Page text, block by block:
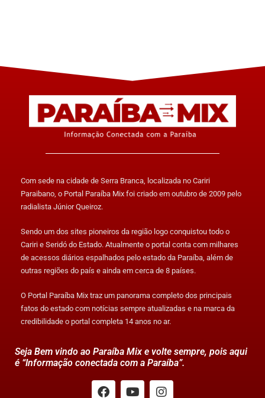
Com sede na cidade de Serra Branca, localizada no Cariri
Paraibano, o Portal Paraíba Mix foi criado em outubro de 2009 pelo
radialista Júnior Queiroz.
Sendo um dos sites pioneiros da região logo conquistou todo o
Cariri e Seridó do Estado. Atualmente o portal conta com milhares
de acessos diários espalhados pelo estado da Paraíba, além de
outras regiões do país e ainda em cerca de 8 países.
O Portal Paraíba Mix traz um panorama completo dos principais
fatos do estado com notícias sempre atualizadas e na marca da
credibilidade o portal completa 14 anos no ar.
Seja Bem vindo ao Paraíba Mix e volte sempre, pois aqui
é “Informação conectada com a Paraíba”.